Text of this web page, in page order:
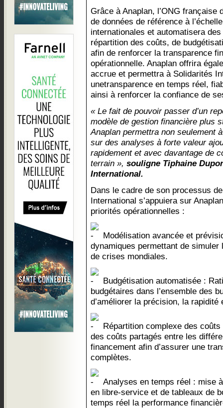
Grâce à Anaplan, l’ONG française
de données de référence à
internationales et automatisera
répartition des coûts, de
afin de renforcer la transparence
opérationnelle. Anaplan offrira
accrue et permettra à Solidarités
unetransparence en temps réel,
ainsi à renforcer la confiance de
« Le fait de pouvoir passer d’un
modèle de gestion financière plus
Anaplan permettra non seulement
sur des analyses à forte valeur
rapidement et avec davantage de
terrain », souligne Tiphaine
International.
Dans le cadre de son processus
International s’appuiera sur
priorités opérationnelles :
Modélisation avancée et
dynamiques permettant de
de crises mondiales.
Budgétisation automatisée :
budgétaires dans l’ensemble des
d’améliorer la précision, la
Répartition complexe des
des coûts partagés entre les
financement afin d’assurer une
complètes.
Analyses en temps réel : mise
en libre-service et de tableaux de
temps réel la performance